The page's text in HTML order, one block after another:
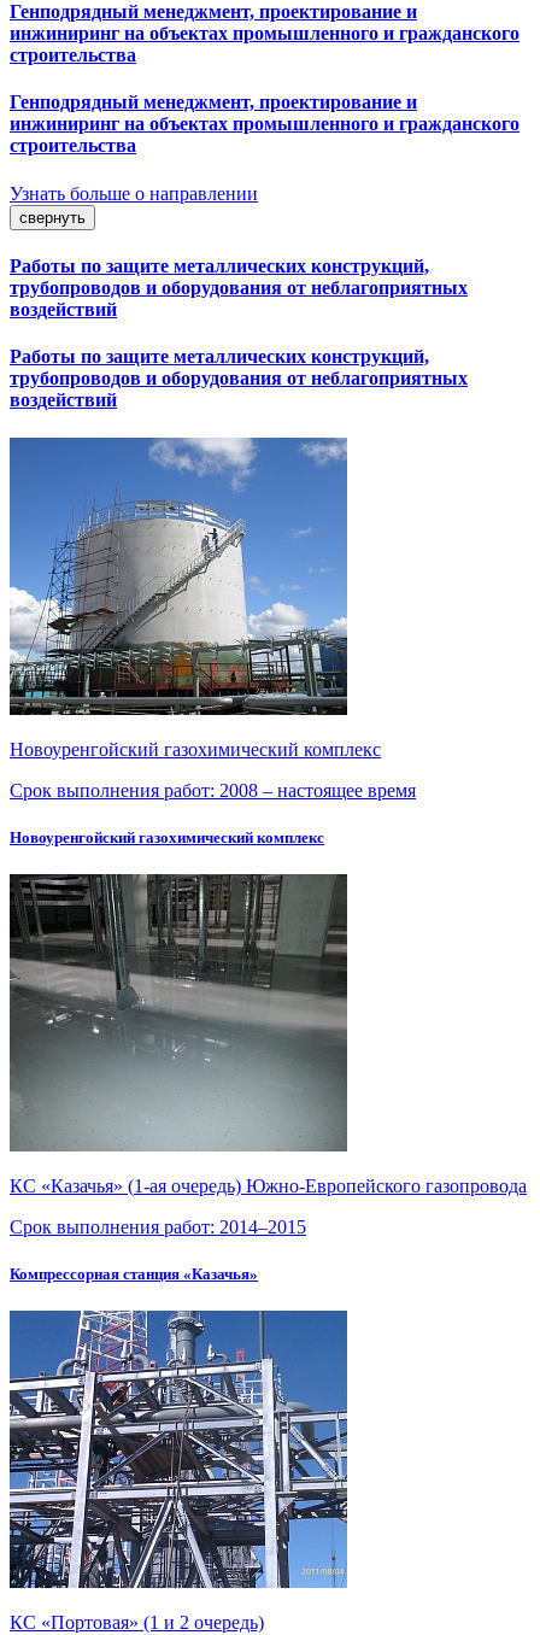
Генподрядный менеджмент, проектирование и
инжиниринг на объектах промышленного и гражданского
строительства
Генподрядный менеджмент, проектирование и
инжиниринг на объектах промышленного и гражданского
строительства
Узнать больше о направлении
свернуть
Работы по защите металлических конструкций,
трубопроводов и оборудования от неблагоприятных
воздействий
Работы по защите металлических конструкций,
трубопроводов и оборудования от неблагоприятных
воздействий
Новоуренгойский газохимический комплекс
Срок выполнения работ: 2008 – настоящее время
Новоуренгойский газохимический комплекс
КС «Казачья» (1-ая очередь) Южно-Европейского газопровода
Срок выполнения работ: 2014–2015
Компрессорная станция «Казачья»
КС «Портовая» (1 и 2 очередь)